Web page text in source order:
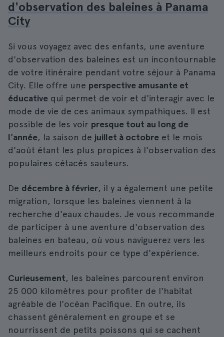
d'observation des baleines à Panama
City
Si vous voyagez avec des enfants, une aventure
d'observation des baleines est un incontournable
de votre itinéraire pendant votre séjour à Panama
City. Elle offre une perspective amusante et
éducative qui permet de voir et d'interagir avec le
mode de vie de ces animaux sympathiques. Il est
possible de les voir presque tout au long de
l'année, la saison de juillet à octobre et le mois
d'août étant les plus propices à l'observation des
populaires cétacés sauteurs.
De décembre à février, il y a également une petite
migration, lorsque les baleines viennent à la
recherche d'eaux chaudes. Je vous recommande
de participer à une aventure d'observation des
baleines en bateau, où vous naviguerez vers les
meilleurs endroits pour ce type d'expérience.
Curieusement, les baleines parcourent environ
25 000 kilomètres pour profiter de l'habitat
agréable de l'océan Pacifique. En outre, ils
chassent généralement en groupe et se
nourrissent de petits poissons qui se cachent